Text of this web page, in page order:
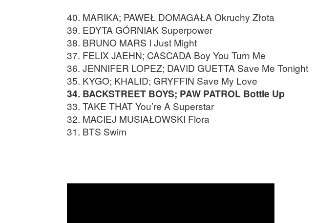
40. MARIKA; PAWEŁ DOMAGAŁA Okruchy Złota
39. EDYTA GÓRNIAK Superpower
38. BRUNO MARS I Just Might
37. FELIX JAEHN; CASCADA Boy You Turn Me
36. JENNIFER LOPEZ; DAVID GUETTA Save Me Tonight
35. KYGO; KHALID; GRYFFIN Save My Love
34. BACKSTREET BOYS; PAW PATROL Bottle Up
33. TAKE THAT You’re A Superstar
32. MACIEJ MUSIAŁOWSKI Flora
31. BTS Swim